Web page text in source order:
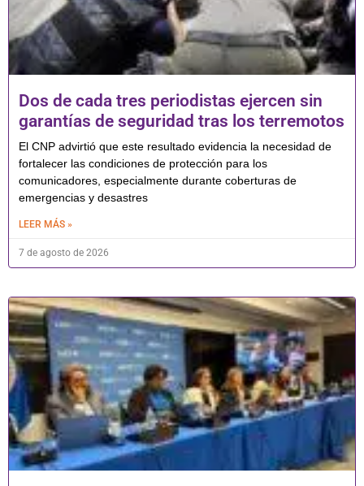
Dos de cada tres periodistas ejercen sin
garantías de seguridad tras los terremotos
El CNP advirtió que este resultado evidencia la necesidad de
fortalecer las condiciones de protección para los
comunicadores, especialmente durante coberturas de
emergencias y desastres
LEER MÁS »
7 de agosto de 2026